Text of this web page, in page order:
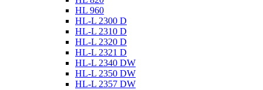
HL 960
HL-L 2300 D
HL-L 2310 D
HL-L 2320 D
HL-L 2321 D
HL-L 2340 DW
HL-L 2350 DW
HL-L 2357 DW